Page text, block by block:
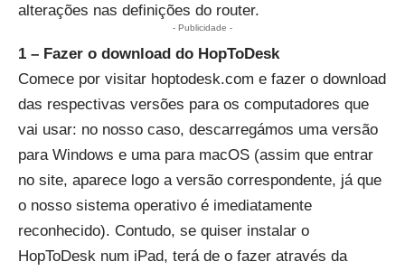
alterações nas definições do router.
- Publicidade -
1 – Fazer o download do HopToDesk
Comece por visitar hoptodesk.com e fazer o download
das respectivas versões para os computadores que
vai usar: no nosso caso, descarregámos uma versão
para Windows e uma para macOS (assim que entrar
no site, aparece logo a versão correspondente, já que
o nosso sistema operativo é imediatamente
reconhecido). Contudo, se quiser instalar o
HopToDesk num iPad, terá de o fazer através da